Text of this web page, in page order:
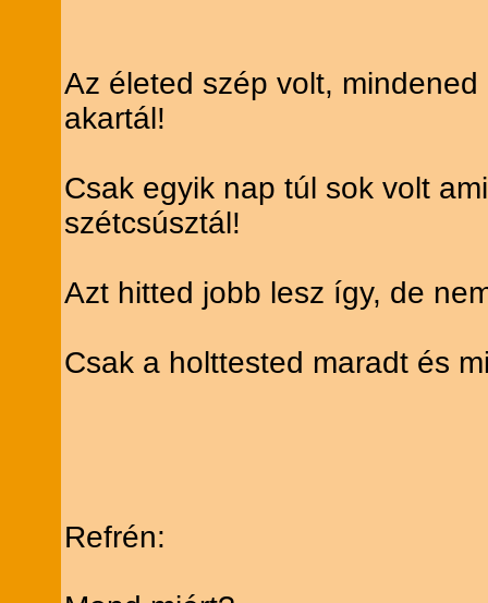
Az életed szép volt,
akartál!
Csak egyik nap túl sok volt
szétcsúsztál!
Azt hitted jobb lesz így, de
Csak a holttested maradt és
Refrén: